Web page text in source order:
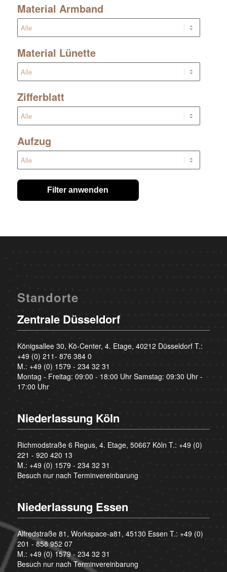
Material Armband
Material Lünette
Zifferblatt
Aufzug
Filter anwenden
Standorte
Zentrale Düsseldorf
Königsallee 30, Kö-Center, 4. Etage, 40212 Düsseldorf T.:
+49 (0) 211- 876 384 0
M.: +49 (0) 1579 - 234 32 31
Montag - Freitag: 09:00 - 18:00 Uhr Samstag: 09:30 Uhr -
17:00 Uhr
Niederlassung Köln
Richmodstraße 6 Regus, 4. Etage, 50667 Köln T.: +49 (0)
221 - 920 420 13
M.: +49 (0) 1579 - 234 32 31
Besuch nur nach Terminvereinbarung
Niederlassung Essen
Alfredstraße 81, Workspace-a81, 45130 Essen T.: +49 (0)
201 - 858 952 07
M.: +49 (0) 1579 - 234 32 31
Besuch nur nach Terminvereinbarung